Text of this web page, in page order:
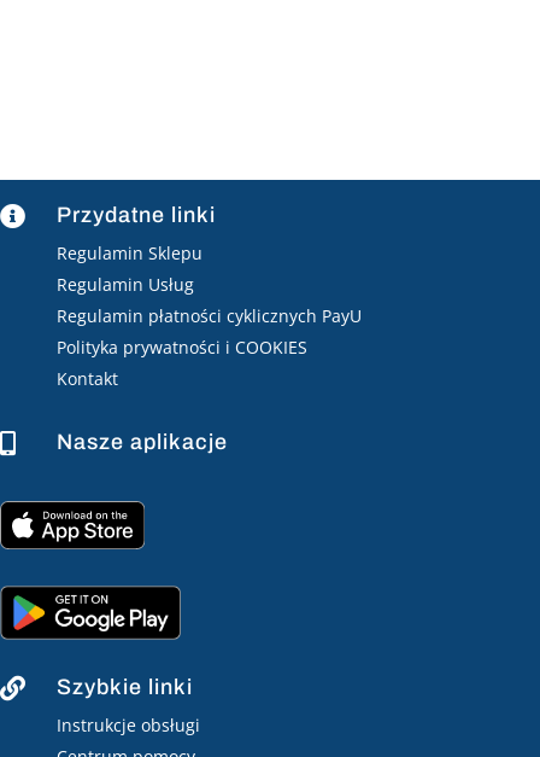
 Przydatne linki
Regulamin Sklepu
Regulamin Usług
Regulamin płatności cyklicznych PayU
Polityka prywatności i COOKIES
Kontakt
 Nasze aplikacje
 Szybkie linki
Instrukcje obsługi